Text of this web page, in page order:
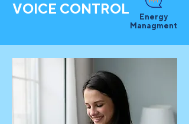
VOICE CONTROL
Energy
Managment